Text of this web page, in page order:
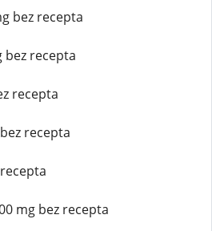
bez recepta
bez recepta
recepta
recepta
mg bez recepta